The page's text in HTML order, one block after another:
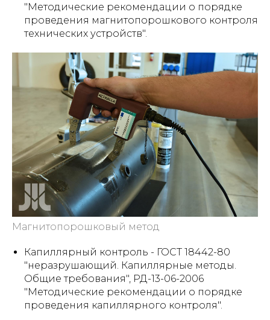
"Методические рекомендации о порядке
проведения магнитопорошкового контроля
технических устройств".
Магнитопорошковый метод
Капиллярный контроль - ГОСТ 18442-80
"неразрушающий. Капиллярные методы.
Общие требования", РД-13-06-2006
"Методические рекомендации о порядке
проведения капиллярного контроля".